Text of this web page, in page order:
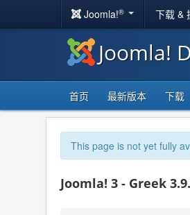
Joomla!® 下载 &
Joomla!
首页 最新版本 下载
This page is not yet fully
Joomla! 3 - Greek